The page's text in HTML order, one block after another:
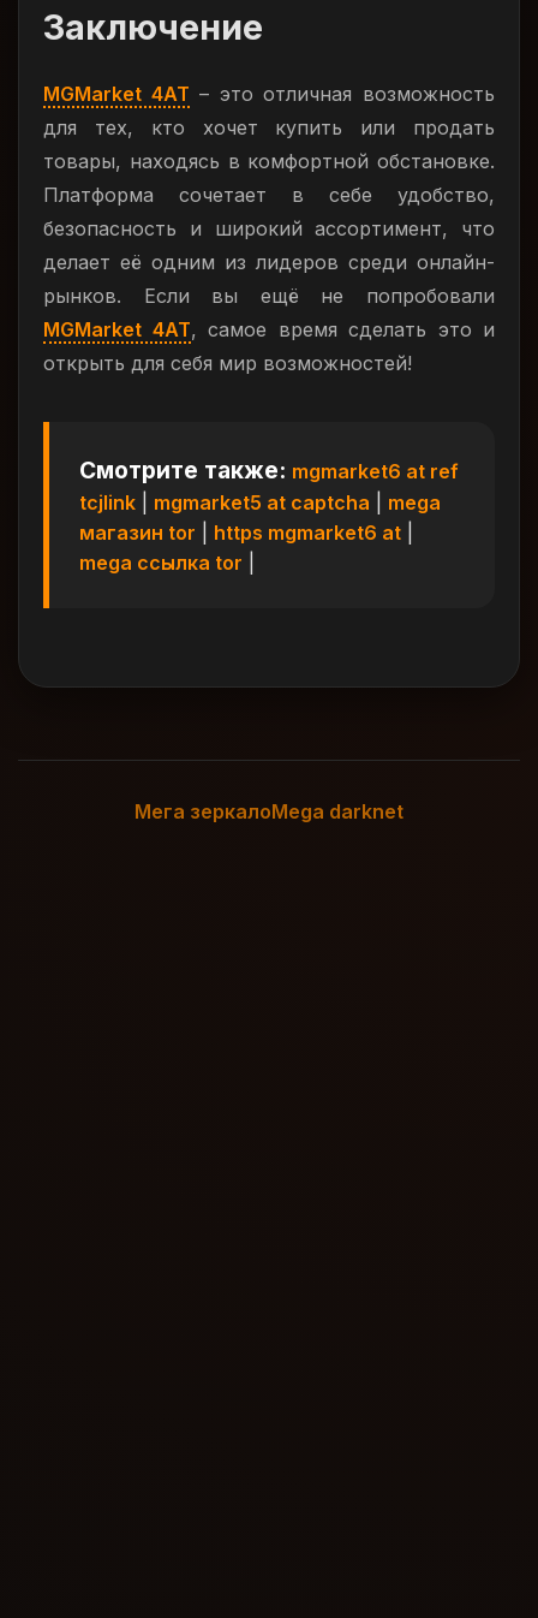
Заключение
MGMarket 4AT – это отличная возможность
для тех, кто хочет купить или продать
товары, находясь в комфортной обстановке.
Платформа сочетает в себе удобство,
безопасность и широкий ассортимент, что
делает её одним из лидеров среди онлайн-
рынков. Если вы ещё не попробовали
MGMarket 4AT, самое время сделать это и
открыть для себя мир возможностей!
Смотрите также: mgmarket6 at ref
tcjlink
mgmarket5 at captcha
mega
магазин tor
https mgmarket6 at
mega ссылка tor
Мега зеркалоMega darknet